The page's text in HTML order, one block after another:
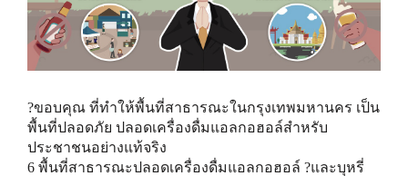
?ขอบคุณ ที่ทำให้พื้นที่สาธารณะในกรุงเทพมหานคร เป็น
พื้นที่ปลอดภัย ปลอดเครื่องดื่มแอลกอฮอล์สำหรับ
ประชาชนอย่างแท้จริง
6 พื้นที่สาธารณะปลอดเครื่องดื่มแอลกอฮอล์ ?และบุหรี่